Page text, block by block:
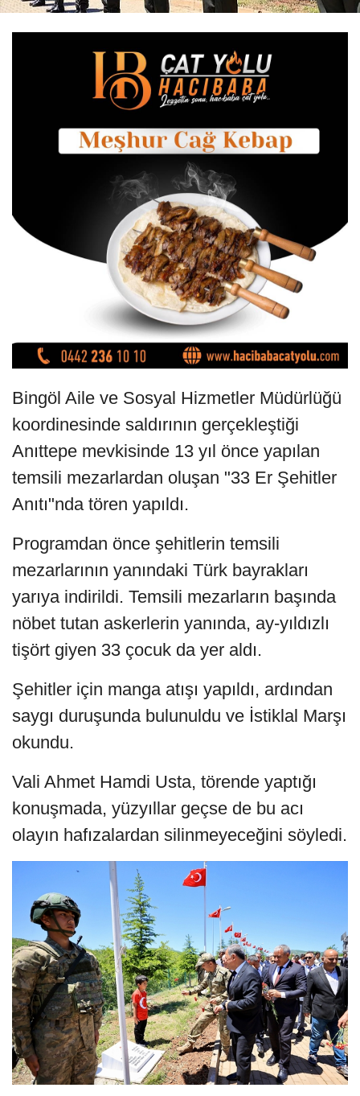
Bingöl Aile ve Sosyal Hizmetler Müdürlüğü
koordinesinde saldırının gerçekleştiği
Anıttepe mevkisinde 13 yıl önce yapılan
temsili mezarlardan oluşan "33 Er Şehitler
Anıtı"nda tören yapıldı.
Programdan önce şehitlerin temsili
mezarlarının yanındaki Türk bayrakları
yarıya indirildi. Temsili mezarların başında
nöbet tutan askerlerin yanında, ay-yıldızlı
tişört giyen 33 çocuk da yer aldı.
Şehitler için manga atışı yapıldı, ardından
saygı duruşunda bulunuldu ve İstiklal Marşı
okundu.
Vali Ahmet Hamdi Usta, törende yaptığı
konuşmada, yüzyıllar geçse de bu acı
olayın hafızalardan silinmeyeceğini söyledi.